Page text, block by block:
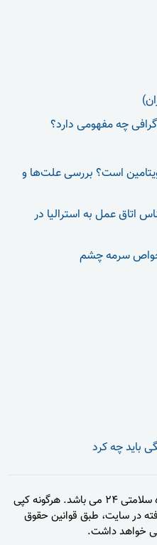
چه مفهومی دارد؟
است؟ بررسی علت‌ها و
اتاق عمل به استرالیا در
سرمه چشم
کلیه حقوق این سایت متعلق به گروه سلامتی 24 می باشد. هرگونه کپی
در سایت، طبق قوانین حقوق
خواهد داشت.